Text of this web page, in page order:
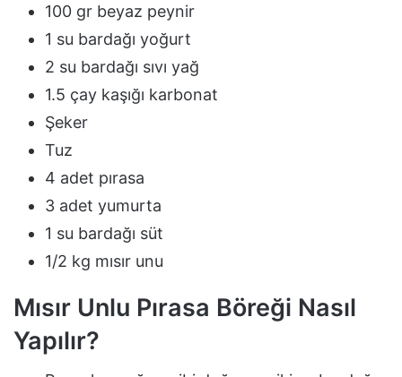
100 gr beyaz peynir
1 su bardağı yoğurt
2 su bardağı sıvı yağ
1.5 çay kaşığı karbonat
Şeker
Tuz
4 adet pırasa
3 adet yumurta
1 su bardağı süt
1/2 kg mısır unu
Mısır Unlu Pırasa Böreği Nasıl
Yapılır?